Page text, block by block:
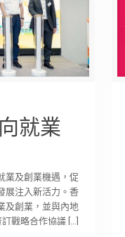
就業
業及創業機遇，促
展注入新活力。香
及創業，並與內地
戰略合作協議[…]